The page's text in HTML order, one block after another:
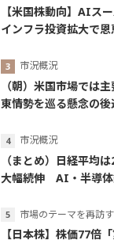
【米国株動向】AIス
インフラ投資拡大で恩
市況概況
（朝）米国市場では
東情勢を巡る懸念の後
市況概況
（まとめ）日経平均
大幅続伸 AI・半導体
市場のテーマを再訪する。
【日本株】株価77倍